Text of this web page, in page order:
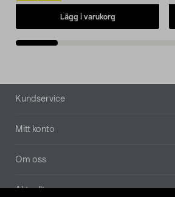
Lägg i varukorg
Sidfot
Kundservice
Mitt konto
Om oss
Aktuellt